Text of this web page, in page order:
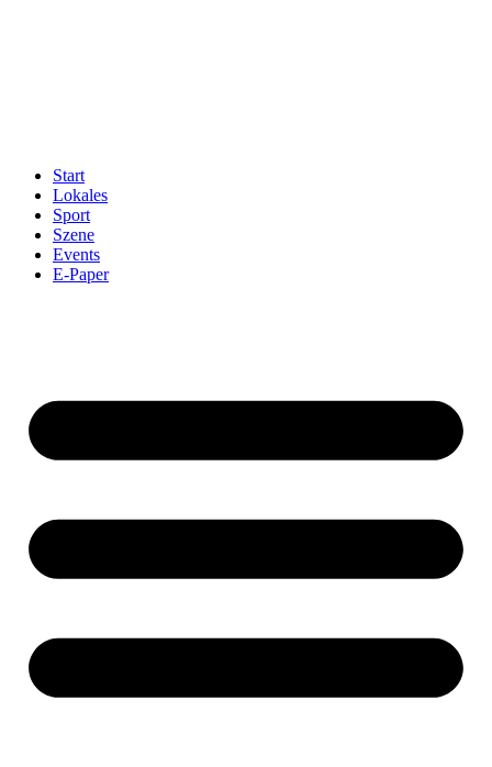
Start
Lokales
Sport
Szene
Events
E-Paper